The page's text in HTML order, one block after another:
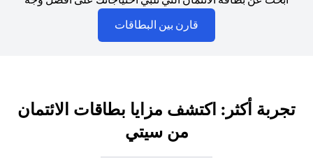
قارن بين البطاقات
تجربة أكثر: اكتشف مزايا بطاقات الائتمان
من سيتي